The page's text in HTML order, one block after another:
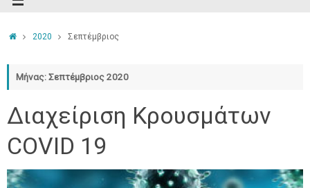
2020 Σεπτέμβριος
Μήνας: Σεπτέμβριος 2020
Διαχείριση Κρουσμάτων
COVID 19